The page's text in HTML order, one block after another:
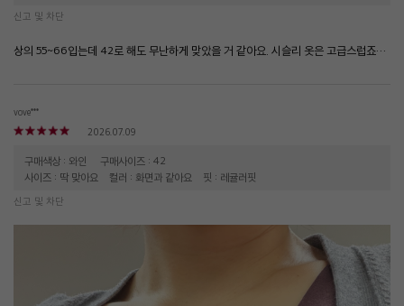
신고 및 차단
상의 55~66입는데 42로 해도 무난하게 맞았을 거 같아요. 시슬리 옷은 고급스럽죠^^ 끈 원피스가 살짝 부담스러워서 자주 못 입었는데 이거랑 같이 입었더니 딱 좋아요.지인들은 세트 원피스인 줄 알더라구요. 땀이나도 달라붙지 않고 스커트랑 매치하니 더 맘에 들어요.
vove***
2026.07.09
구매색상 : 와인
구매사이즈 : 42
사이즈 : 딱 맞아요
컬러 : 화면과 같아요 핏 : 레귤러핏
신고 및 차단